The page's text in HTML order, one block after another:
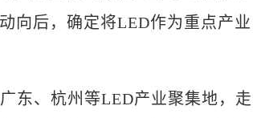
向后，确定将LED作为重点产业
、杭州等LED产业聚集地，走